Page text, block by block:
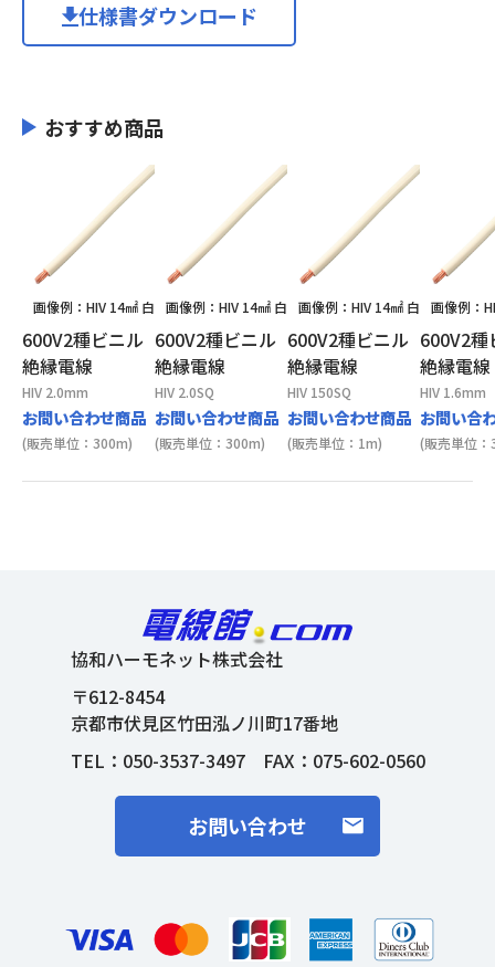
仕様書ダウンロード
おすすめ商品
画像例：HIV 14㎟ 白
600V2種ビニル
絶縁電線
HIV 2.0mm
お問い合わせ商品
(販売単位：300m)
画像例：HIV 14㎟ 白
600V2種ビニル
絶縁電線
HIV 2.0SQ
お問い合わせ商品
(販売単位：300m)
画像例：HIV 14㎟ 白
600V2種ビニル
絶縁電線
HIV 150SQ
お問い合わせ商品
(販売単位：1m)
画像例：
600V2種
絶縁電線
HIV 1.6mm
お問い合
(販売単位
協和ハーモネット株式会社
〒612-8454
京都市伏見区竹田泓ノ川町17番地
TEL： 050-3537-3497FAX：075-602-0560
お問い合わせ